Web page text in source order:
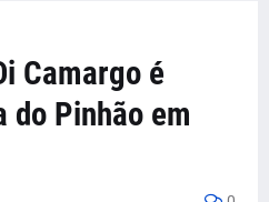
Camargo é
do Pinhão em